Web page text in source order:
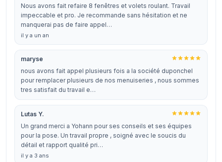
Nous avons fait refaire 8 fenêtres et volets roulant. Travail
impeccable et pro. Je recommande sans hésitation et ne
manquerai pas de faire appel…
il y a un an
maryse
nous avons fait appel plusieurs fois a la société duponchel
pour remplacer plusieurs de nos menuiseries , nous sommes
tres satisfait du travail e…
Lutas Y.
Un grand merci a Yohann pour ses conseils et ses équipes
pour la pose. Un travail propre , soigné avec le soucis du
détail et rapport qualité pri…
il y a 3 ans